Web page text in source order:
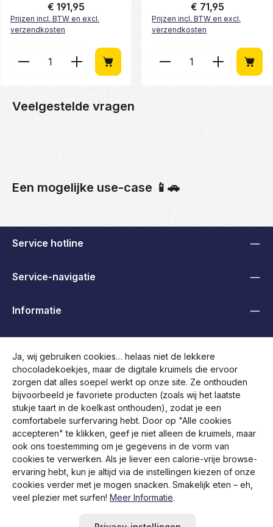
Normale prijs:
€ 191,95
Prijzen incl. BTW en excl.
verzendkosten
Producthoeveelheid: Voer de gewenste
Normale prijs:
€ 71,95
Prijzen incl. BTW en excl.
verzendkosten
Producthoeveelheid:
Veelgestelde vragen
Een mogelijke use-case 📱🚗
Service hotline
Service-navigatie
Informatie
Volg ons
bezorgkosten, indien niet anders vermeld.
Ja, wij gebruiken cookies… helaas niet de lekkere
chocoladekoekjes, maar de digitale kruimels die ervoor
zorgen dat alles soepel werkt op onze site. Ze onthouden
bijvoorbeeld je favoriete producten (zoals wij het laatste
stukje taart in de koelkast onthouden), zodat je een
comfortabele surfervaring hebt. Door op "Alle cookies
accepteren" te klikken, geef je niet alleen de kruimels, maar
ook ons toestemming om je gegevens in de vorm van
cookies te verwerken. Als je liever een calorie-vrije browse-
ervaring hebt, kun je altijd via de instellingen kiezen of onze
cookies verder met je mogen snacken. Smakelijk eten – eh,
veel plezier met surfen! Meer Informatie.